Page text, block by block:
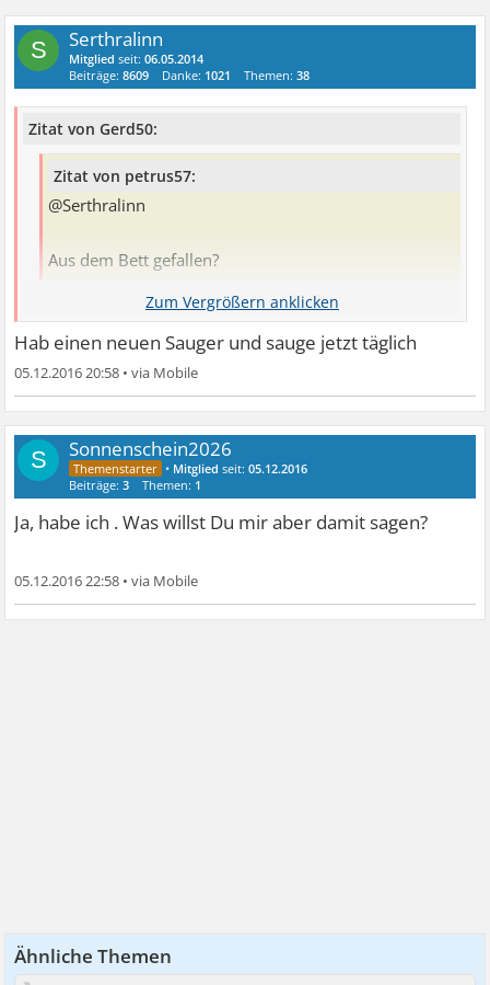
S Serthralinn
Mitglied seit:06.05.2014
Beiträge:8609 Danke: 1021 Themen:38
Zitat von Gerd50:
Zitat von petrus57:
@Serthralinn
Aus dem Bett gefallen?
Im Staub (Bettmilben) erstickt
Hab einen neuen Sauger und sauge jetzt täglich
05.12.2016 20:58 •
S Sonnenschein2026
• Mitglied seit:05.12.2016
Beiträge:3 Themen: 1
Ja, habe ich . Was willst Du mir aber damit sagen?
05.12.2016 22:58 •
Ähnliche Themen